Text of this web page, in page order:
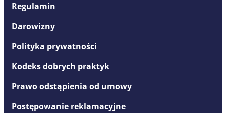
Regulamin
Darowizny
Polityka prywatności
Kodeks dobrych praktyk
Prawo odstąpienia od umowy
Postępowanie reklamacyjne